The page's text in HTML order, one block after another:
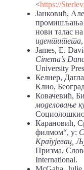
<https://
Јанковић,
промишљања
нови талас
идентитета
James, E.
Cinema’s
University
Келнер,
Клио,
Ковачевић,
моделовање
Карановић,
филмом“, у:
Крагујевац,
Призма,
International.